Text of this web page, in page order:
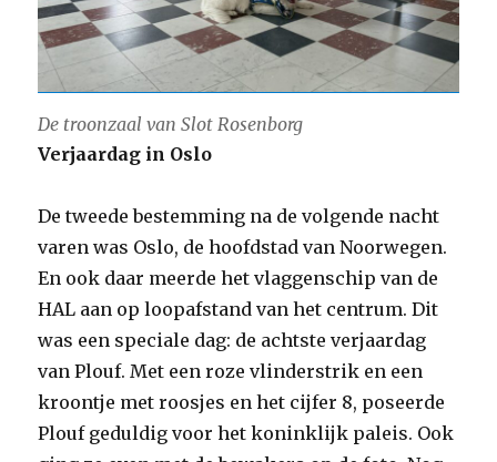
De troonzaal van Slot Rosenborg
Verjaardag in Oslo
De tweede bestemming na de volgende nacht
varen was Oslo, de hoofdstad van Noorwegen.
En ook daar meerde het vlaggenschip van de
HAL aan op loopafstand van het centrum. Dit
was een speciale dag: de achtste verjaardag
van Plouf. Met een roze vlinderstrik en een
kroontje met roosjes en het cijfer 8, poseerde
Plouf geduldig voor het koninklijk paleis. Ook